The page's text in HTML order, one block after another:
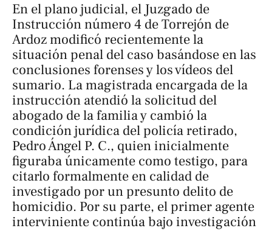
En el plano judicial, el Juzgado de
Instrucción número 4 de Torrejón de
Ardoz modificó recientemente la
situación penal del caso basándose en las
conclusiones forenses y los vídeos del
sumario. La magistrada encargada de la
instrucción atendió la solicitud del
abogado de la familia y cambió la
condición jurídica del policía retirado,
Pedro Ángel P. C., quien inicialmente
figuraba únicamente como testigo, para
citarlo formalmente en calidad de
investigado por un presunto delito de
homicidio. Por su parte, el primer agente
interviniente continúa bajo investigación